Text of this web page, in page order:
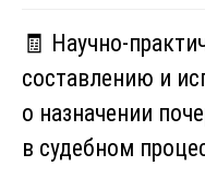
🧾 Научно-
составлению и
о назначении
в судебном